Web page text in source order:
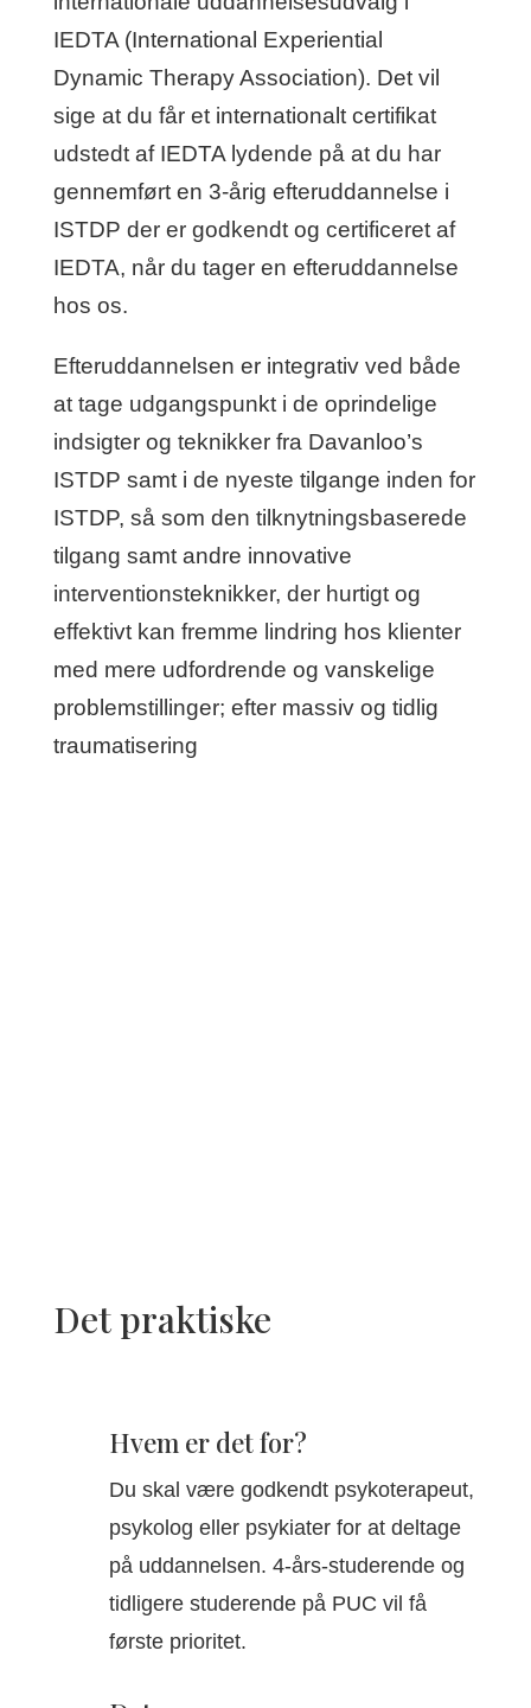
IEDTA (International Experiential
Dynamic Therapy Association). Det vil
sige at du får et internationalt certifikat
udstedt af IEDTA lydende på at du har
gennemført en 3-årig efteruddannelse i
ISTDP der er godkendt og certificeret af
IEDTA, når du tager en efteruddannelse
hos os.
Efteruddannelsen er integrativ ved både
at tage udgangspunkt i de oprindelige
indsigter og teknikker fra Davanloo’s
ISTDP samt i de nyeste tilgange inden for
ISTDP, så som den tilknytningsbaserede
tilgang samt andre innovative
interventionsteknikker, der hurtigt og
effektivt kan fremme lindring hos klienter
med mere udfordrende og vanskelige
problemstillinger; efter massiv og tidlig
traumatisering
Det praktiske
Hvem er det for?
Du skal være godkendt psykoterapeut,
psykolog eller psykiater for at deltage
på uddannelsen. 4-års-studerende og
tidligere studerende på PUC vil få
første prioritet.